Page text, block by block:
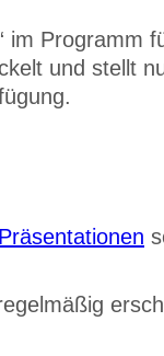
im Programm
und stellt
Präsentationen